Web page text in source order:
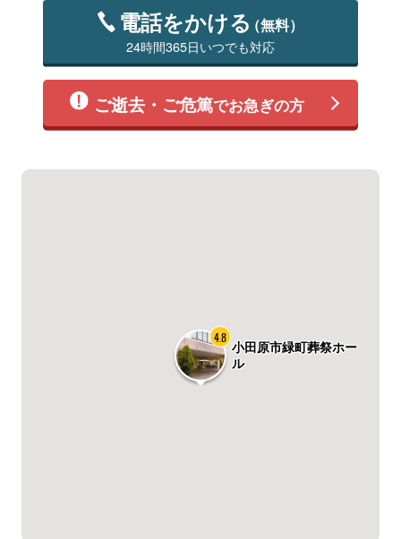
電話をかける（無料）
24時間365日いつでも対応
ご逝去・ご危篤でお急ぎの方
小田原市緑町葬祭ホー
ル
4.8